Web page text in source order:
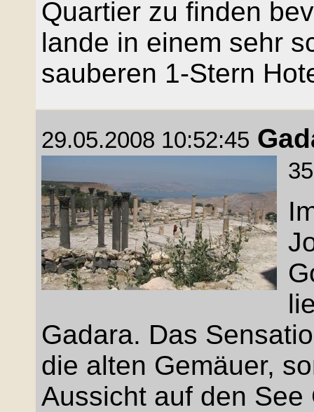
Quartier zu finden
lande in einem sehr
sauberen 1-Stern
29.05.2008 10:52:45
Gadara. Das
die alten Gemäuer,
Aussicht auf den See